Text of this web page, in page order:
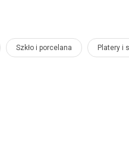
Szkło i porcelana Platery i